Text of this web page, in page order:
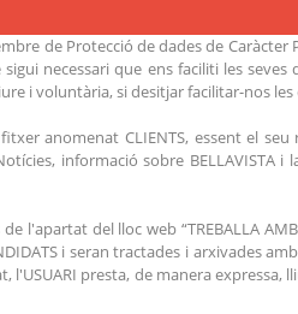
de Protecció de dades de
sigui necessari que ens faciliti les
i voluntària, si desitjar facilitar-nos les
anomenat CLIENTS, essent el
informació sobre
del lloc web “TREBALLA
i seran tractades i arxivades
presta, de manera